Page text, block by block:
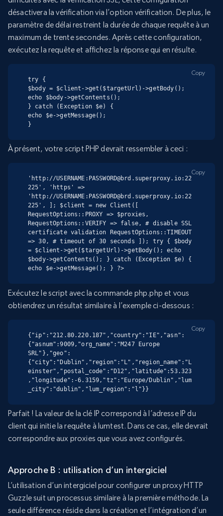
désactivera la vérification via l’option vérification. De plus, le
paramètre de délai restreint la durée de chaque requête à un
maximum de trente secondes. Après cette configuration,
exécutez la requête et affichez la réponse qui en résulte.
try {
$body = $client->get($targetUrl)->getBody();
echo $body->getContents();
} catch (Exception $e) {
echo $e->getMessage();
}
Copy
À présent, votre script PHP devrait ressembler à ceci :
'http://USERNAME:PASSWORD@brd.superproxy.io:22
225', 'https' =>
'http://USERNAME:PASSWORD@brd.superproxy.io:22
225', ]; $client = new Client([
RequestOptions::PROXY => $proxies,
RequestOptions::VERIFY => false, # disable SSL
certificate validation RequestOptions::TIMEOUT
=> 30, # timeout of 30 seconds ]); try { $body
= $client->get($targetUrl)->getBody(); echo
$body->getContents(); } catch (Exception $e) {
echo $e->getMessage(); } ?>
Copy
Exécutez le script avec la commande php.php et vous
obtiendrez un résultat similaire à l’exemple ci-dessous :
{"ip":"212.80.220.187","country":"IE","asn":
{"asnum":9009,"org_name":"M247 Europe
SRL"},"geo":
{"city":"Dublin","region":"L","region_name":"L
einster","postal_code":"D12","latitude":53.323
,"longitude":-6.3159,"tz":"Europe/Dublin","lum
_city":"dublin","lum_region":"l"}}
Copy
Parfait ! La valeur de la clé IP correspond à l’adresse IP du
client qui initie la requête à lumtest. Dans ce cas, elle devrait
correspondre aux proxies que vous avez configurés.
Approche B : utilisation d’un intergiciel
L’utilisation d’un intergiciel pour configurer un proxy HTTP
Guzzle suit un processus similaire à la première méthode. La
seule différence réside dans la création et l’intégration d’un